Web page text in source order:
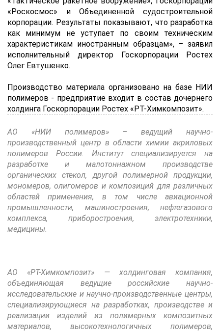
«Роскосмос» и Объединенной судостроительной
корпорации. Результаты показывают, что разработка
как минимум не уступает по своим техническим
характеристикам иностранным образцам», – заявил
исполнительный директор Госкорпорации Ростех
Олег Евтушенко.
Производство материала организовано на базе НИИ
полимеров - предприятие входит в состав дочернего
холдинга Госкорпорации Ростех «РТ-Химкомпозит».
АО «НИИ полимеров» – ведущий научно-
производственный центр в области химии акриловых
полимеров России. Институт специализируется на
разработке и малотоннажном производстве
органических стекол, другой полимерной продукции,
мономеров, олигомеров и композиций для различных
областей применения, в том числе авиационной
промышленности, машиностроения, нефтегазового
комплекса, приборостроения, электротехники,
медицины.
АО «РТ-Химкомпозит» — холдинговая компания,
объединяющая ведущие российские научно-
исследовательские и научно-производственные центры,
специализирующиеся на разработках, производстве и
реализации изделий из полимерных композитных
материалов, высокотехнологичных полимеров,